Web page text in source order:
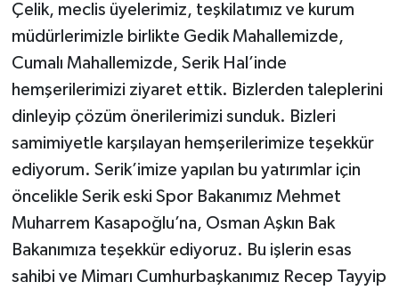
Çelik, meclis üyelerimiz, teşkilatımız ve kurum
müdürlerimizle birlikte Gedik Mahallemizde,
Cumalı Mahallemizde, Serik Hal’inde
hemşerilerimizi ziyaret ettik. Bizlerden taleplerini
dinleyip çözüm önerilerimizi sunduk. Bizleri
samimiyetle karşılayan hemşerilerimize teşekkür
ediyorum. Serik’imize yapılan bu yatırımlar için
öncelikle Serik eski Spor Bakanımız Mehmet
Muharrem Kasapoğlu’na, Osman Aşkın Bak
Bakanımıza teşekkür ediyoruz. Bu işlerin esas
sahibi ve Mimarı Cumhurbaşkanımız Recep Tayyip